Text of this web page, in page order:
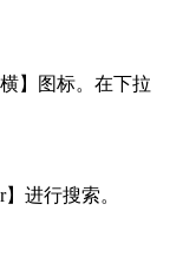
】图标。在下拉
进行搜索。